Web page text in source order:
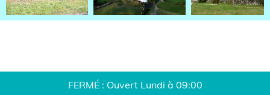
FERMÉ : Ouvert Lundi à 09:00